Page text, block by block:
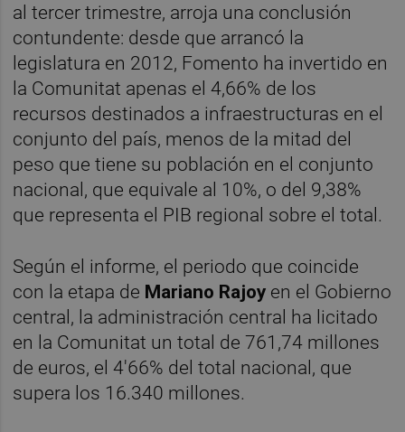
al tercer trimestre, arroja una conclusión
contundente: desde que arrancó la
legislatura en 2012, Fomento ha invertido en
la Comunitat apenas el 4,66% de los
recursos destinados a infraestructuras en el
conjunto del país, menos de la mitad del
peso que tiene su población en el conjunto
nacional, que equivale al 10%, o del 9,38%
que representa el PIB regional sobre el total.
Según el informe, el periodo que coincide
con la etapa de Mariano Rajoy en el Gobierno
central, la administración central ha licitado
en la Comunitat un total de 761,74 millones
de euros, el 4'66% del total nacional, que
supera los 16.340 millones.